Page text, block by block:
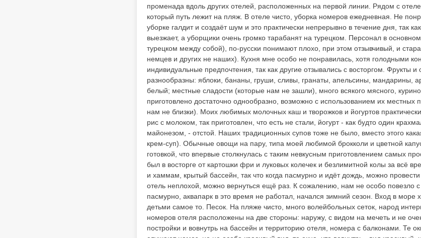
променада вдоль других отелей, расположенных на первой линии. Рядом с
который путь лежит на пляж. В отеле чисто, уборка номеров ежедневная. Не
уборке галдит и создаёт шум и это практически непрерывно в течение дня, так
выезжает, а уборщики очень громко тарабанят на турецком. Персонал в
турецком между собой), по-русски понимают плохо, при этом отзывчивый, и
немцев и других не наших). Кухня мне особо не понравилась, хотя голодными
индивидуальные предпочтения, так как другие отзывались с восторгом. Фрукты
разнообразны: яблоки, бананы, груши, сливы, гранаты, апельсины, мандарины,
белый; местные сладости (которые нам не зашли), много всякого мясного,
приготовлено достаточно однообразно, возможно с использованием их местных
нам не близки). Моих любимых молочных каш и творожков и йогуртов
рис с молоком, так приготовлен, что есть не стали, йогурт - как будто один
майонезом, - отстой. Наших традиционных супов тоже не было, вместо этого
крем-суп). Обычные овощи на пару, типа моей любимой брокколи и цветной
готовкой, что впервые столкнулась с таким невкусным приготовлением самых
был в восторге от картошки фри и луковых колечек и безлимитной колы за всё
и хаммам, крытый бассейн, так что когда пасмурно и идёт дождь, можно
отель неплохой, можно вернуться ещё раз. К сожалению, нам не особо повезло
пасмурно, аквапарк в это время не работал, начался зимний сезон. Вход в море
детьми самое то. Песок. На пляже чисто, много волейбольных сеток, народ
номеров отеля расположены на две стороны: наружу, с видом на мечеть и не
постройки и вовнутрь на бассейн и территорию отеля, номера с балконами. Те